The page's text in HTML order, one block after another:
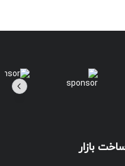
بازار